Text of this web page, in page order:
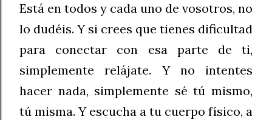
Está en todos y cada uno de vosotros, no
lo dudéis. Y si crees que tienes dificultad
para conectar con esa parte de ti,
simplemente relájate. Y no intentes
hacer nada, simplemente sé tú mismo,
tú misma. Y escucha a tu cuerpo físico, a